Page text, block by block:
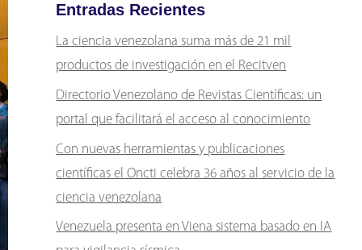
Entradas Recientes
La ciencia venezolana suma más de 21 mil
productos de investigación en el Recitven
Directorio Venezolano de Revistas Científicas: un
portal que facilitará el acceso al conocimiento
Con nuevas herramientas y publicaciones
científicas el Oncti celebra 36 años al servicio de la
ciencia venezolana
Venezuela presenta en Viena sistema basado en IA